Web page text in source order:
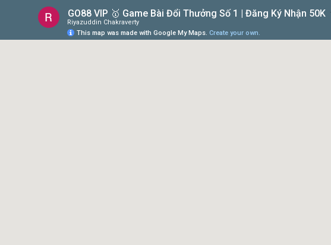
GO88 VIP 🥇 Game Bài Đổi Thưởng Số 1 | Đăng Ký Nhận 50K
Riyazuddin Chakraverty
This map was made with Google My Maps. Create your own.